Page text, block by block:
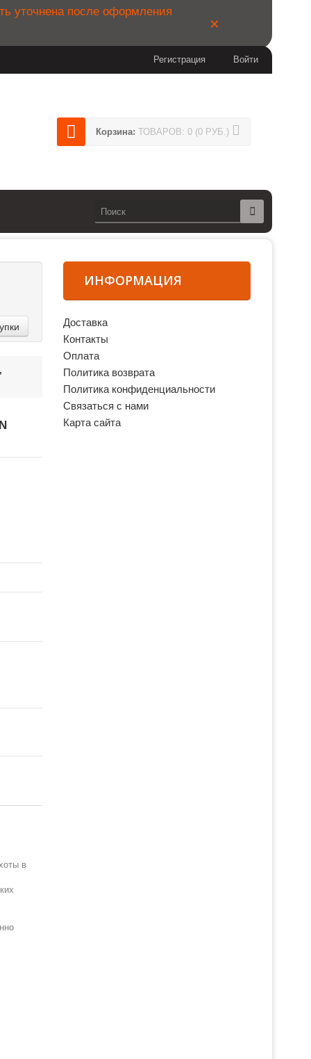
уточнена после оформления
×
Войти
Регистрация
Корзина: ТОВАРОВ: 0 (0 РУБ.)
в
ИНФОРМАЦИЯ
Доставка
Контакты
Оплата
Политика возврата
Политика конфиденциальности
Связаться с нами
Карта сайта